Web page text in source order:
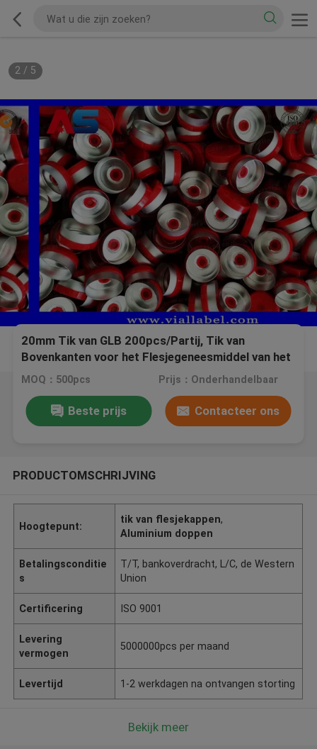
2/ 5
20mm Tik van GLB 200pcs/Partij, Tik van
Bovenkanten voor het Flesjegeneesmiddel van het
Golfplaatglas
MOQ：500pcs Prijs：Onderhandelbaar
Beste prijs Contacteer ons
PRODUCTOMSCHRIJVING
Hoogtepunt:
tik van flesjekappen,
Aluminium doppen
Betalingsconditie
s
T/T, bankoverdracht, L/C, de Western
Union
Certificering ISO 9001
Levering
vermogen
5000000pcs per maand
Levertijd 1-2 werkdagen na ontvangen storting
Bekijk meer